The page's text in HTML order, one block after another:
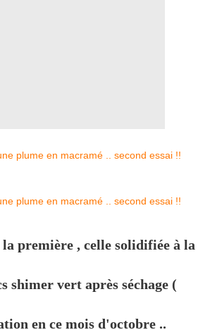
première , celle solidifiée à la
shimer vert après séchage (
en ce mois d'octobre ..